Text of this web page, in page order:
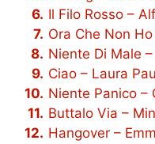
Il Filo Rosso –
Ora Che Non
Niente Di Male
Ciao – Laura
Niente Panico –
Buttalo Via –
Hangover –